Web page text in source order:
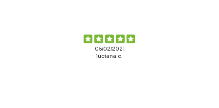
05/02/2021
luciana c.